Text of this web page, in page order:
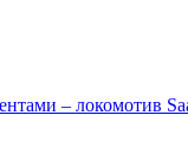
– локомотив